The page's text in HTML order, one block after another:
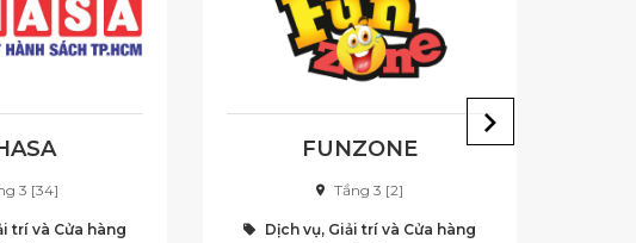
3 [34]
trí và Cửa hàng
FUNZONE
Tầng 3 [2]
Dịch vụ, Giải trí và Cửa hàng